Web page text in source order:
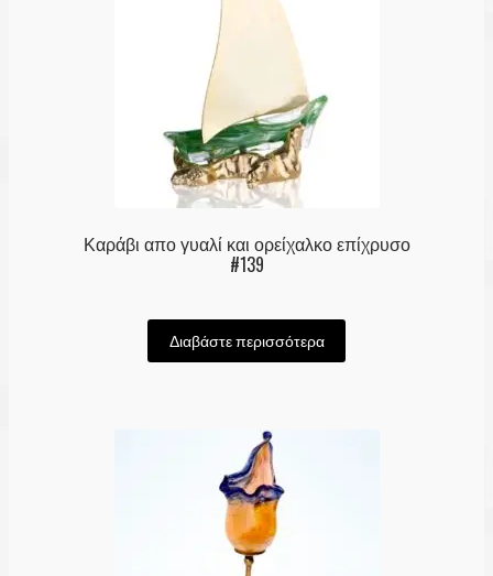
Καράβι απο γυαλί και ορείχαλκο επίχρυσο
#139
Διαβάστε περισσότερα